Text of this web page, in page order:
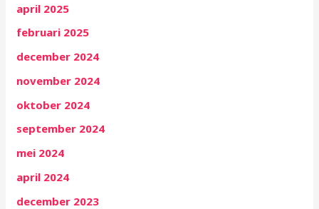
april 2025
februari 2025
december 2024
november 2024
oktober 2024
september 2024
mei 2024
april 2024
december 2023